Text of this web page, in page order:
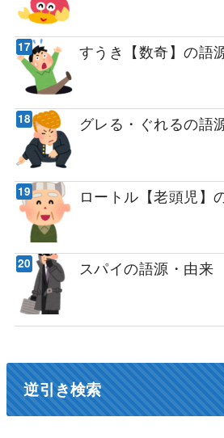
すうき【数奇】の語
グレる・ぐれるの語
ロートル【老頭児】
スパイの語源・由来
逆引き検索